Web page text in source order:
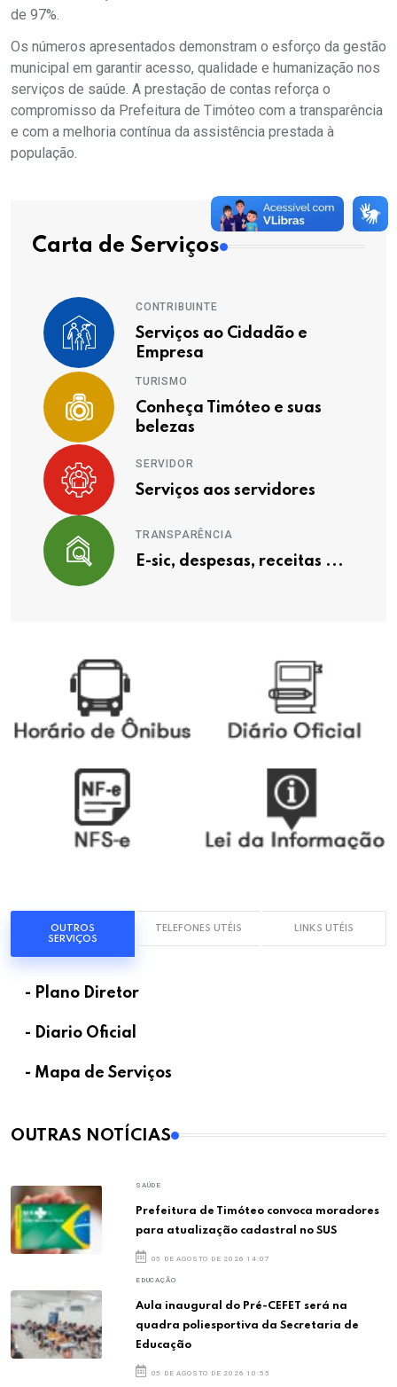
de 97%.
Os números apresentados demonstram o esforço da gestão
municipal em garantir acesso, qualidade e humanização nos
serviços de saúde. A prestação de contas reforça o
compromisso da Prefeitura de Timóteo com a transparência
e com a melhoria contínua da assistência prestada à
população.
Carta de Serviços
CONTRIBUINTE
Serviços ao Cidadão e
Empresa
TURISMO
Conheça Timóteo e suas
belezas
SERVIDOR
Serviços aos servidores
TRANSPARÊNCIA
E-sic, despesas, receitas ...
OUTROS
SERVIÇOS
TELEFONES UTÉIS LINKS UTÉIS
- Plano Diretor
- Diario Oficial
- Mapa de Serviços
OUTRAS NOTÍCIAS
SAÚDE
Prefeitura de Timóteo convoca moradores
para atualização cadastral no SUS
05 DE AGOSTO DE 2026 14:07
EDUCAÇÃO
Aula inaugural do Pré-CEFET será na
quadra poliesportiva da Secretaria de
Educação
05 DE AGOSTO DE 2026 10:55